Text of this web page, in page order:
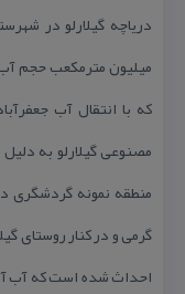
میلیون مترمكعب حجم
كه با انتقال آب
مصنوعی گیلارلو به
منطقه نمونه گردشگری
گرمی و در كنار روستای
احداث شده است كه آب آن